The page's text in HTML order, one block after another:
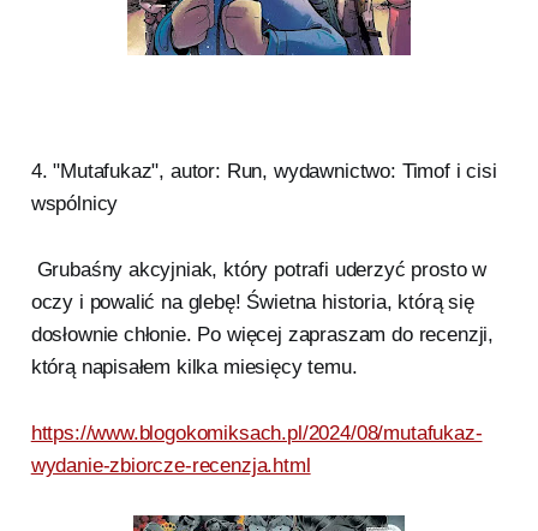
4. "Mutafukaz", autor: Run, wydawnictwo: Timof i cisi
wspólnicy
Grubaśny akcyjniak, który potrafi uderzyć prosto w
oczy i powalić na glebę! Świetna historia, którą się
dosłownie chłonie. Po więcej zapraszam do recenzji,
którą napisałem kilka miesięcy temu.
https://www.blogokomiksach.pl/2024/08/mutafukaz-
wydanie-zbiorcze-recenzja.html